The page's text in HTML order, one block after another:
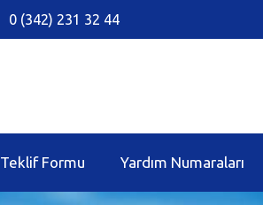
0 (342) 231 32 44
Teklif Formu Yardım Numaraları